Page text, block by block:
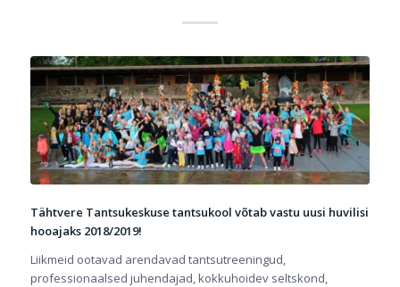
Tähtvere Tantsukeskuse tantsukool võtab vastu uusi huvilisi
hooajaks 2018/2019!
Liikmeid ootavad arendavad tantsutreeningud,
professionaalsed juhendajad, kokkuhoidev seltskond,